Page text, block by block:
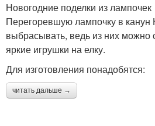
Новогодние поделки из лампочек
Перегоревшую лампочку в канун
выбрасывать, ведь из них можно
яркие игрушки на елку.
Для изготовления понадобятся:
читать дальше →